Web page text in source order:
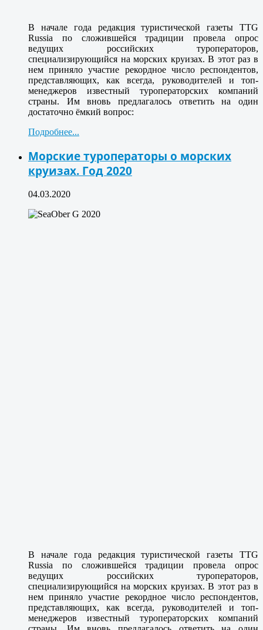
В начале года редакция туристической газеты TTG
Russia по сложившейся традиции провела опрос
ведущих российских туроператоров,
специализирующийся на морских круизах. В этот раз в
нем приняло участие рекордное число респондентов,
представляющих, как всегда, руководителей и топ-
менеджеров известный туроператорских компаний
страны. Им вновь предлагалось ответить на один
достаточно ёмкий вопрос:
Подробнее...
Морские туроператоры о морских
круизах. Год 2020
04.03.2020
В начале года редакция туристической газеты TTG
Russia по сложившейся традиции провела опрос
ведущих российских туроператоров,
специализирующийся на морских круизах. В этот раз в
нем приняло участие рекордное число респондентов,
представляющих, как всегда, руководителей и топ-
менеджеров известный туроператорских компаний